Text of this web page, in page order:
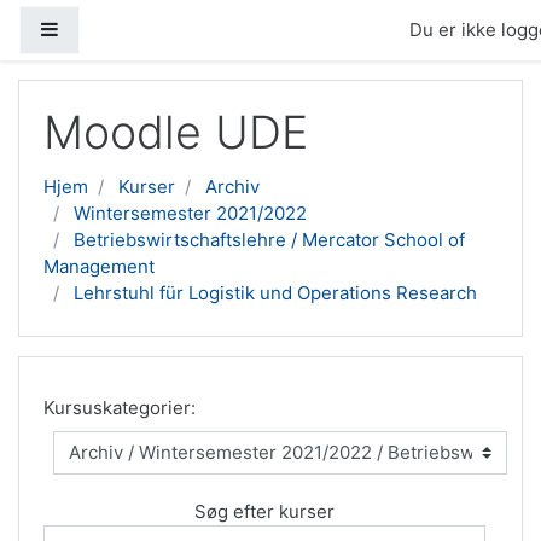
Du er ikke
Moodle UDE
Hjem Kurser
Archiv
Wintersemester 2021/2022
Betriebswirtschaftslehre / Mercator School of
Management
Lehrstuhl für Logistik und Operations Research
Kursuskategorier:
Søg efter kurser